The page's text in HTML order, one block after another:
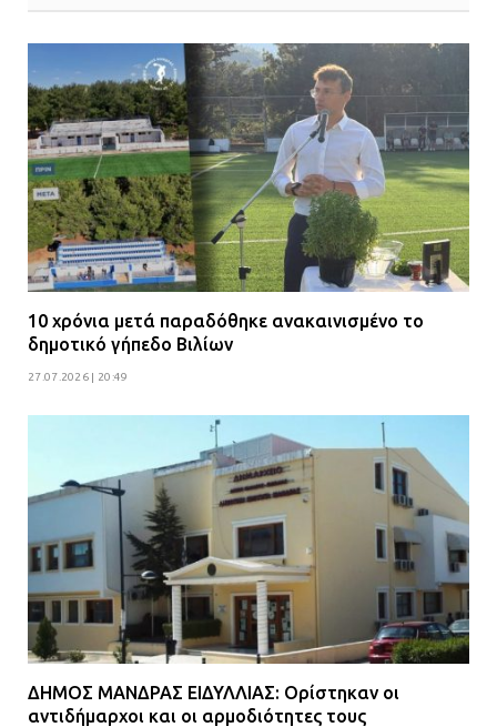
10 χρόνια μετά παραδόθηκε ανακαινισμένο το
δημοτικό γήπεδο Βιλίων
27.07.2026 | 20:49
ΔΗΜΟΣ ΜΑΝΔΡΑΣ ΕΙΔΥΛΛΙΑΣ: Ορίστηκαν οι
αντιδήμαρχοι και οι αρμοδιότητες τους